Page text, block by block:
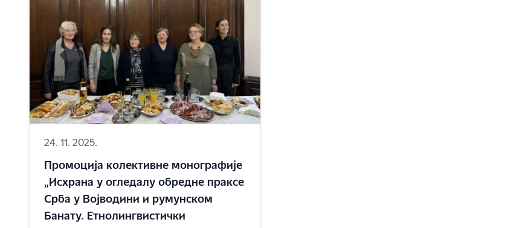
24. 11. 2025.
Промоција колективне монографије
„Исхрана у огледалу обредне праксе
Срба у Војводини и румунском
Банату. Етнолингвистички